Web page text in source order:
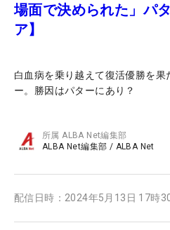
場面で決められた」パ
ア】
白血病を乗り越えて復活優勝を果
ー。勝因はパターにあり？
所属ALBA Net編集部
ALBA Net編集部 / ALBA Net
配信日時： 2024年5月13日 17時